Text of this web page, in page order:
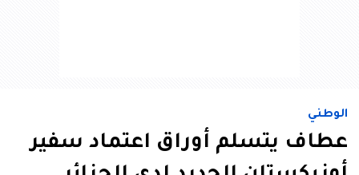
الوطني
عطاف يتسلم أوراق اعتماد سفير